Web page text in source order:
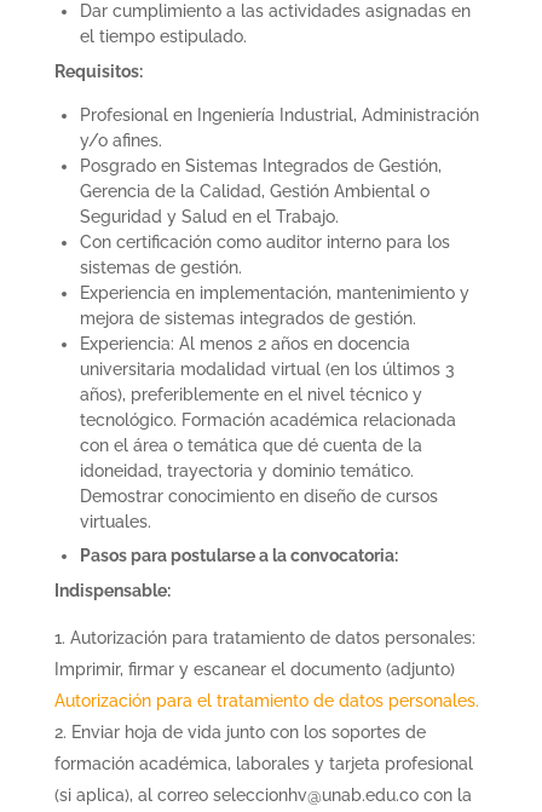
Dar cumplimiento a las actividades asignadas en
el tiempo estipulado.
Requisitos:
Profesional en Ingeniería Industrial, Administración
y/o afines.
Posgrado en Sistemas Integrados de Gestión,
Gerencia de la Calidad, Gestión Ambiental o
Seguridad y Salud en el Trabajo.
Con certificación como auditor interno para los
sistemas de gestión.
Experiencia en implementación, mantenimiento y
mejora de sistemas integrados de gestión.
Experiencia: Al menos 2 años en docencia
universitaria modalidad virtual (en los últimos 3
años), preferiblemente en el nivel técnico y
tecnológico. Formación académica relacionada
con el área o temática que dé cuenta de la
idoneidad, trayectoria y dominio temático.
Demostrar conocimiento en diseño de cursos
virtuales.
Pasos para postularse a la convocatoria:
Indispensable:
Autorización para tratamiento de datos personales:
Imprimir, firmar y escanear el documento (adjunto)
Autorización para el tratamiento de datos personales.
Enviar hoja de vida junto con los soportes de
formación académica, laborales y tarjeta profesional
(si aplica), al correo seleccionhv@unab.edu.co con la